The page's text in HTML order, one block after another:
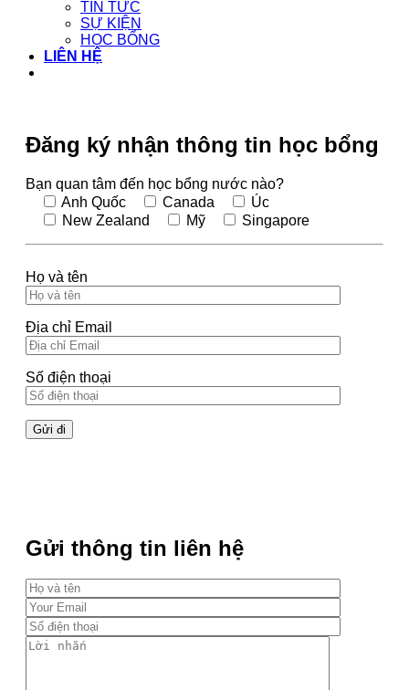
TIN TỨC
SỰ KIỆN
HỌC BỔNG
LIÊN HỆ
Đăng ký nhận thông tin học bổng
Bạn quan tâm đến học bổng nước nào?
Anh Quốc
Canada
Úc
New Zealand
Mỹ Singapore
Họ và tên
Địa chỉ Email
Số điện thoại
Gửi thông tin liên hệ